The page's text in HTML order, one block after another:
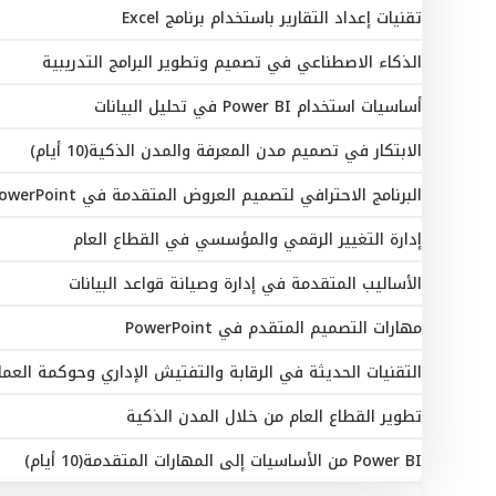
تقنيات إعداد التقارير باستخدام برنامج Excel
الذكاء الاصطناعي في تصميم وتطوير البرامج التدريبية
أساسيات استخدام Power BI في تحليل البيانات
الابتكار في تصميم مدن المعرفة والمدن الذكية(10 أيام)
البرنامج الاحترافي لتصميم العروض المتقدمة في PowerPoint
إدارة التغيير الرقمي والمؤسسي في القطاع العام
الأساليب المتقدمة في إدارة وصيانة قواعد البيانات
مهارات التصميم المتقدم في PowerPoint
التقنيات الحديثة في الرقابة والتفتيش الإداري وحوكمة
تطوير القطاع العام من خلال المدن الذكية
Power BI من الأساسيات إلى المهارات المتقدمة(10 أيام)